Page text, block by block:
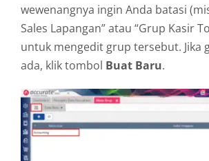
wewenangnya ingin Anda batasi
Sales Lapangan” atau “Grup Kasir
untuk mengedit grup tersebut. Jika
ada, klik tombol Buat Baru.